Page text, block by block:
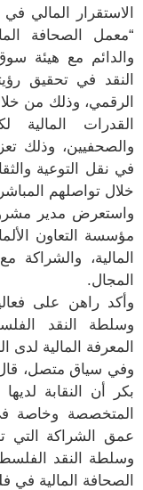
الاستقرار المالي
“معمل الصحافة
والدائم مع هيئة
النقد في تحقيق
الرقمي، وذلك من
القدرات المالية
والصحفيين، وذلك
في نقل التوعية
خلال تواصلهم
واستعرض مدير
المالية،
المجال.
وأكد راهن على
وسلطة النقد
المعرفة المالية
وفي سياق متصل،
بكر أن النقابة
المتخصصة وخاصة
عمق الشراكة التي
وسلطة النقد
الصحافة المالية في